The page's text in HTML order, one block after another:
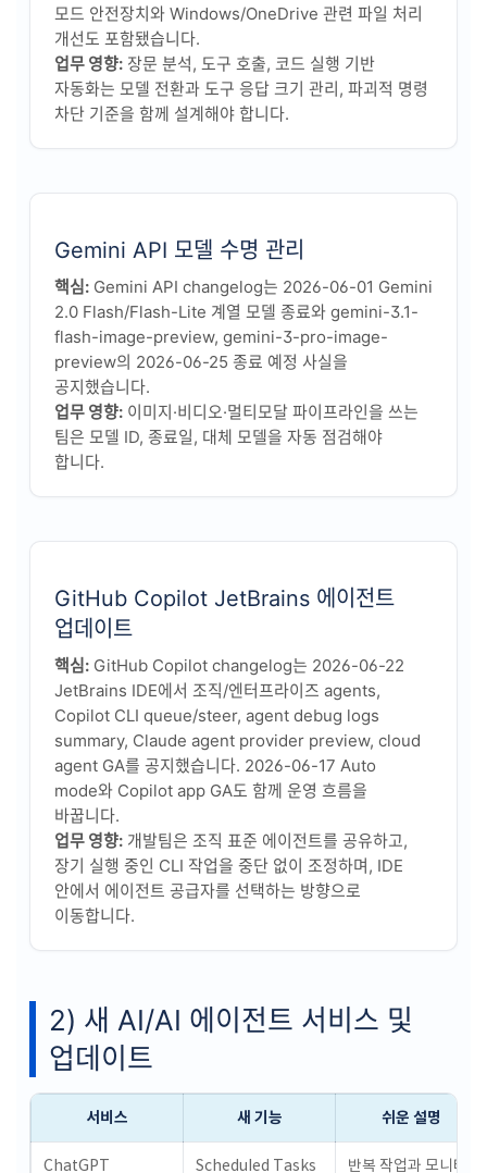
모드 안전장치와 Windows/OneDrive 관련 파일 처리
개선도 포함됐습니다.
업무 영향: 장문 분석, 도구 호출, 코드 실행 기반
자동화는 모델 전환과 도구 응답 크기 관리, 파괴적 명령
차단 기준을 함께 설계해야 합니다.
Gemini API 모델 수명 관리
핵심: Gemini API changelog는 2026-06-01 Gemini
2.0 Flash/Flash-Lite 계열 모델 종료와 gemini-3.1-
flash-image-preview, gemini-3-pro-image-
preview의 2026-06-25 종료 예정 사실을
공지했습니다.
업무 영향: 이미지·비디오·멀티모달 파이프라인을 쓰는
팀은 모델 ID, 종료일, 대체 모델을 자동 점검해야
합니다.
GitHub Copilot JetBrains 에이전트
업데이트
핵심: GitHub Copilot changelog는 2026-06-22
JetBrains IDE에서 조직/엔터프라이즈 agents,
Copilot CLI queue/steer, agent debug logs
summary, Claude agent provider preview, cloud
agent GA를 공지했습니다. 2026-06-17 Auto
mode와 Copilot app GA도 함께 운영 흐름을
바꿉니다.
업무 영향: 개발팀은 조직 표준 에이전트를 공유하고,
장기 실행 중인 CLI 작업을 중단 없이 조정하며, IDE
안에서 에이전트 공급자를 선택하는 방향으로
이동합니다.
2) 새 AI/AI 에이전트 서비스 및
업데이트
서비스 새 기능 쉬운 설명
ChatGPT Scheduled Tasks 반복 작업과 모니터